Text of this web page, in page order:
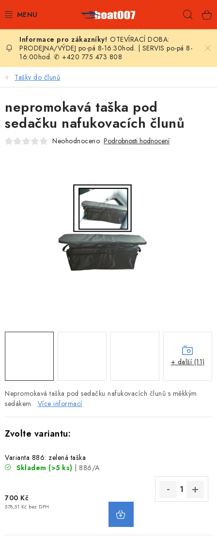
na
E-SHOP
AKČNÍ SLEVY
ZPRAVODAJ
KONTAKTY
NAFUKOVACÍ ČLUNY
LODNÍ ELEKTROMOTORY
PRAMICE A MOTOROVÉ VESLICE
VODNÍ SKŮTRY
KATAMARÁNY - PONTON BOAT
PŘÍSLUŠENSTVÍ K ČLUNŮM
PŘÍSLUŠENSTVÍ K MOTORŮM
OTEVÍRACÍ DOBA:
PRODEJNA/VÝDEJ po-pá 8-16:30hod. | SERVIS po-pá 8-
16:00hod. ✆ +420 775 473 808
Tašky do člunů
Nepromokavá taška pod sedačku nafukovacích člunů s měkkým
sedákem. Více informací
Varianta 886: zelená taška
Skladem (>5 ks) | 886/A
700 Kč
578,51 Kč bez DPH
nepromokavá taška pod
sedačku nafukovacích člunů
Neohodnoceno Podrobnosti hodnocení
+ další (11)